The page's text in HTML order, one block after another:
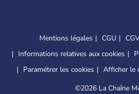
Mentions légales CGU
Informations relatives aux cookies
Paramétrer les cookies
Afficher le
©2026 La Chaîne